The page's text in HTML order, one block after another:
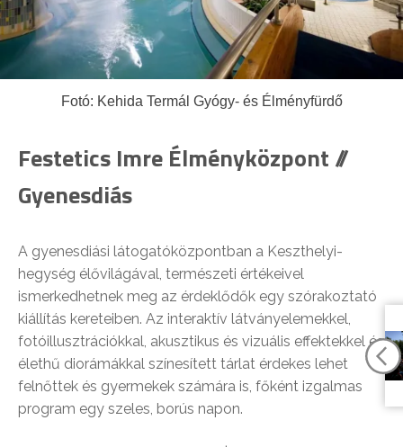
Fotó: Kehida Termál Gyógy- és Élményfürdő
Festetics Imre Élményközpont //
Gyenesdiás
A gyenesdiási látogatóközpontban a Keszthelyi-
hegység élővilágával, természeti értékeivel
ismerkedhetnek meg az érdeklődők egy szórakoztató
kiállítás kereteiben. Az interaktív látványelemekkel,
fotóillusztrációkkal, akusztikus és vizuális effektekkel és
élethű diorámákkal színesített tárlat érdekes lehet
felnőttek és gyermekek számára is, főként izgalmas
program egy szeles, borús napon.